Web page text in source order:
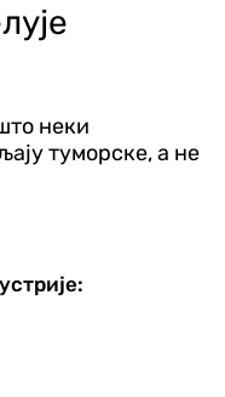
неки
туморске, а не